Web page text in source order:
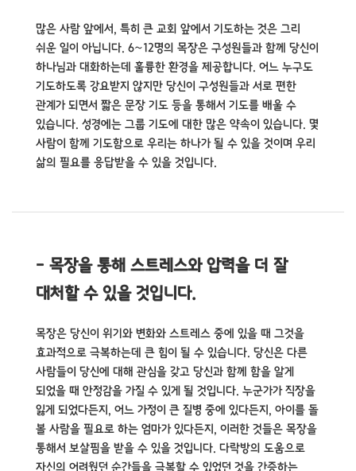
많은 사람 앞에서, 특히 큰 교회 앞에서 기도하는 것은 그리
쉬운 일이 아닙니다. 6～12명의 목장은 구성원들과 함께 당신이
하나님과 대화하는데 훌륭한 환경을 제공합니다. 어느 누구도
기도하도록 강요받지 않지만 당신이 구성원들과 서로 편한
관계가 되면서 짧은 문장 기도 등을 통해서 기도를 배울 수
있습니다. 성경에는 그룹 기도에 대한 많은 약속이 있습니다. 몇
사람이 함께 기도함으로 우리는 하나가 될 수 있을 것이며 우리
삶의 필요를 응답받을 수 있을 것입니다.
- 목장을 통해 스트레스와 압력을 더 잘
대처할 수 있을 것입니다.
목장은 당신이 위기와 변화와 스트레스 중에 있을 때 그것을
효과적으로 극복하는데 큰 힘이 될 수 있습니다. 당신은 다른
사람들이 당신에 대해 관심을 갖고 당신과 함께 함을 알게
되었을 때 안정감을 가질 수 있게 될 것입니다. 누군가가 직장을
잃게 되었다든지, 어느 가정이 큰 질병 중에 있다든지, 아이를 돌
볼 사람을 필요로 하는 엄마가 있다든지, 이러한 것들은 목장을
통해서 보살핌을 받을 수 있을 것입니다. 다락방의 도움으로
자신의 어려웠던 순간들을 극복할 수 있었던 것을 간증하는